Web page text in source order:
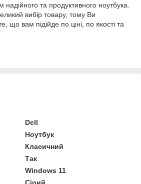
та продуктивного ноутбука.
вибір товару, тому Ви
що вам підійде по ціні, по якості та
Dell
Ноутбук
Класичний
Так
Windows 11
Сірий